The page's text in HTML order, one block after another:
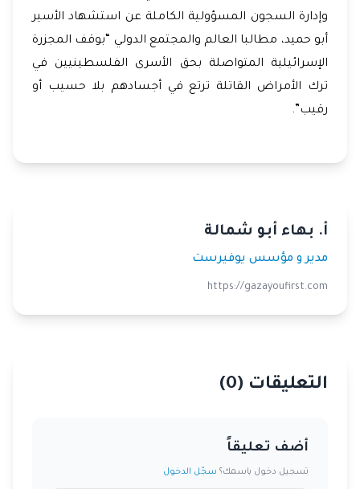
وإدارة السجون المسؤولية الكاملة عن استشهاد الأسير
أبو حميد، مطالبا العالم والمجتمع الدولي “بوقف المجزرة
الإسرائيلية المتواصلة بحق الأسرى الفلسطينيين في
ترك الأمراض القاتلة ترتع في أجسادهم بلا حسيب أو
رقيب”.
أ. بهاء أبو شمالة
مدير و مؤسس يوفيرست
https://gazayoufirst.com
التعليقات (0
)
أضف تعليقاً
تسجيل دخول باسمك؟ سجّل الدخول